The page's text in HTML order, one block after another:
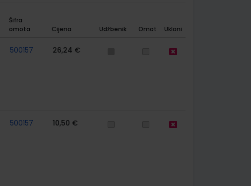
Šifra
omota
Cijena Udžbenik Omot Ukloni
500157 26,24 €
500157 10,50 €